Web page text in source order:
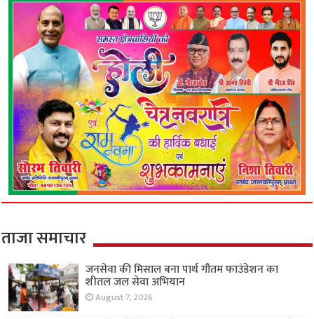
ताजा समाचार
जनसेवा की मिसाल बना पार्थ गौतम फाउंडेशन का
शीतल जल सेवा अभियान
August 7, 2026